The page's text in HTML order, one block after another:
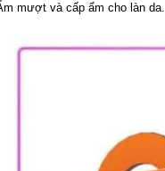
mượt và cấp ẩm cho làn da.